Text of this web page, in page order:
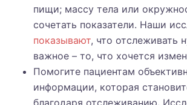
пищи; массу тела или
сочетать показатели. Наши
показывают, что отслеживать
важное – то, что хочется
Помогите пациентам
информации, которая
благодаря отслеживанию.